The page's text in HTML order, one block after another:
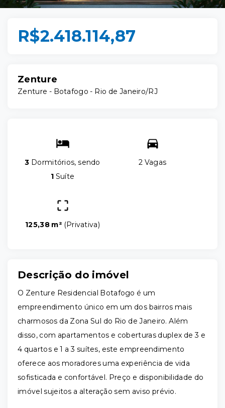
R$2.418.114,87
Zenture
Zenture - Botafogo - Rio de Janeiro/RJ
3 Dormitórios, sendo
1 Suíte
2 Vagas
125,38 m² (Privativa)
Descrição do imóvel
O Zenture Residencial Botafogo é um
empreendimento único em um dos bairros mais
charmosos da Zona Sul do Rio de Janeiro. Além
disso, com apartamentos e coberturas duplex de 3 e
4 quartos e 1 a 3 suítes, este empreendimento
oferece aos moradores uma experiência de vida
sofisticada e confortável. Preço e disponibilidade do
imóvel sujeitos a alteração sem aviso prévio.